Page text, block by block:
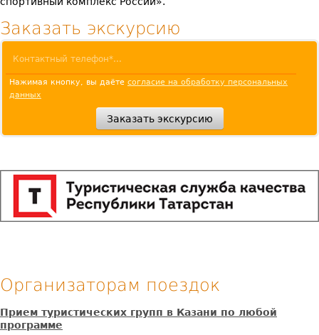
Заказать экскурсию
Нажимая кнопку, вы даёте согласие на обработку персональных
данных
Организаторам поездок
Прием туристических групп в Казани по любой
программе